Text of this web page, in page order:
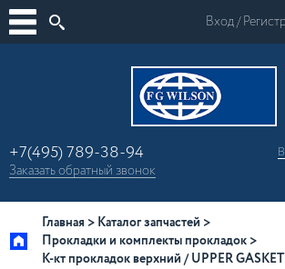
Вход /
+7(495) 789-38-94
Заказатьобратный звонок
Главная
Каталог запчастей
Прокладки и комплекты прокладок
К-кт прокладок верхний / UPPER